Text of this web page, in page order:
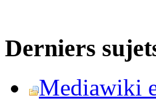
Derniers
Mediawiki